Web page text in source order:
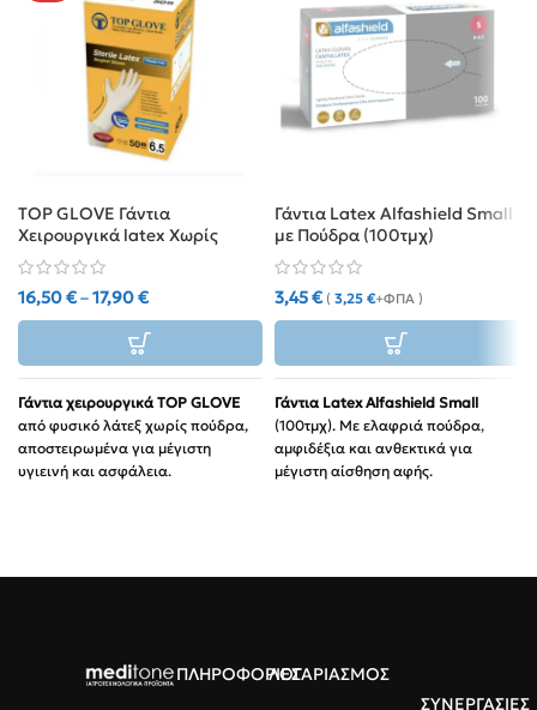
TOP GLOVE Γάντια
Χειρουργικά latex Χωρίς
Πούδρα 50 Ζεύγη
16,50€–17,90€
Γάντια χειρουργικά TOP GLOVE
από φυσικό λάτεξ χωρίς πούδρα,
αποστειρωμένα για μέγιστη
υγιεινή και ασφάλεια.
Υψηλή αντοχή:Εξαιρετική
Γάντια Latex Alfashield Small
με Πούδρα (100τμχ)
3,45€ ( 3,25 €+ΦΠΑ )
Γάντια Latex Alfashield Small
(100τμχ). Με ελαφριά πούδρα,
αμφιδέξια και ανθεκτικά για
μέγιστη αίσθηση αφής.
αισθητική και εστίαση.
ΠΛΗΡΟΦΟΡΙΕΣΛΟΓΑΡΙΑΣΜΟΣ
ΣΥΝΕΡΓΑΣΙΕΣ